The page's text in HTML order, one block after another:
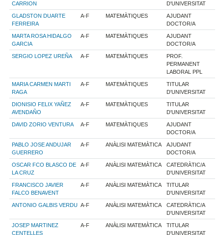
CARRION
D'UNIVERSITAT
GLADSTON DUARTE
FERREIRA
A-F MATEMÀTIQUES
AJUDANT
DOCTOR/A
MARTA ROSA HIDALGO
GARCIA
A-F MATEMÀTIQUES
AJUDANT
DOCTOR/A
SERGIO LOPEZ UREÑA A-F MATEMÀTIQUES
PROF.
PERMANENT
LABORAL PPL
MARIA CARMEN MARTI
RAGA
A-F MATEMÀTIQUES
TITULAR
D'UNIVERSITAT
DIONISIO FELIX YAÑEZ
AVENDAÑO
A-F MATEMÀTIQUES
TITULAR
D'UNIVERSITAT
DAVID ZORIO VENTURA A-F MATEMÀTIQUES
AJUDANT
DOCTOR/A
PABLO JOSE ANDUJAR
GUERRERO
A-F ANÀLISI MATEMÀTICA
AJUDANT
DOCTOR/A
OSCAR FCO BLASCO DE
LA CRUZ
A-F ANÀLISI MATEMÀTICA
CATEDRÀTIC/A
D'UNIVERSITAT
FRANCISCO JAVIER
FALCO BENAVENT
A-F ANÀLISI MATEMÀTICA
TITULAR
D'UNIVERSITAT
ANTONIO GALBIS VERDU A-F ANÀLISI MATEMÀTICA
CATEDRÀTIC/A
D'UNIVERSITAT
JOSEP MARTINEZ
CENTELLES
A-F ANÀLISI MATEMÀTICA
TITULAR
D'UNIVERSITAT